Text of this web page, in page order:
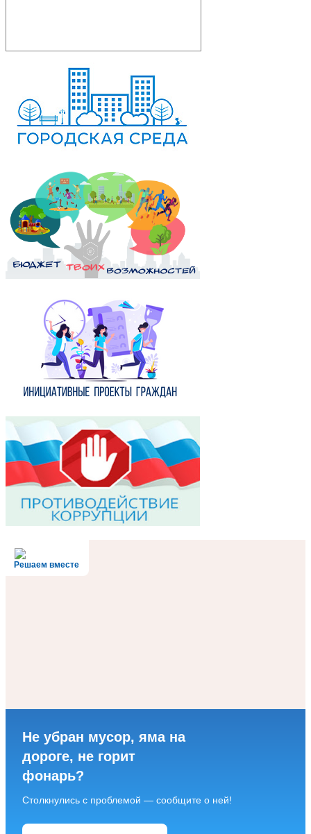
Решаем вместе
Не убран мусор, яма на
дороге, не горит
фонарь?
Столкнулись с проблемой — сообщите о ней!